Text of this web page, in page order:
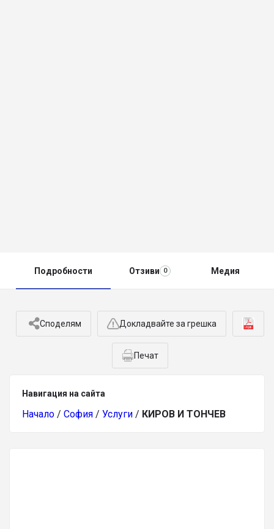
Подробности Отзиви 0 Медия
Споделям Докладвайте за грешка
Печат
Навигация на сайта
Начало / София / Услуги / КИРОВ И ТОНЧЕВ